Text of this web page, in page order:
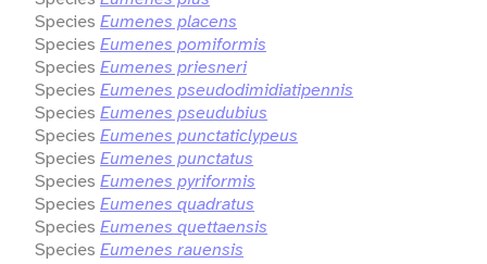
Species Eumenes placens
Species Eumenes pomiformis
Species Eumenes priesneri
Species Eumenes pseudodimidiatipennis
Species Eumenes pseudubius
Species Eumenes punctaticlypeus
Species Eumenes punctatus
Species Eumenes pyriformis
Species Eumenes quadratus
Species Eumenes quettaensis
Species Eumenes rauensis